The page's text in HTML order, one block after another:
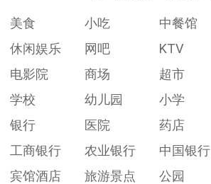
美食 小吃 中餐馆
休闲娱乐
网吧 KTV
电影院
商场 超市
学校
幼儿园 小学
银行
医院 药店
工商银行
农业银行 中国银行
宾馆酒店
旅游景点 公园